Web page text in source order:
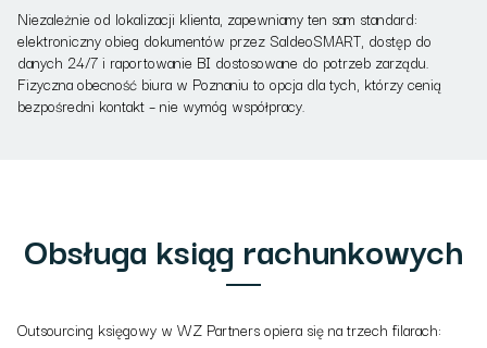
Niezależnie od lokalizacji klienta, zapewniamy ten sam standard:
elektroniczny obieg dokumentów przez SaldeoSMART, dostęp do
danych 24/7 i raportowanie BI dostosowane do potrzeb zarządu.
Fizyczna obecność biura w Poznaniu to opcja dla tych, którzy cenią
bezpośredni kontakt – nie wymóg współpracy.
Obsługa ksiąg rachunkowych
Outsourcing księgowy w WZ Partners opiera się na trzech filarach: